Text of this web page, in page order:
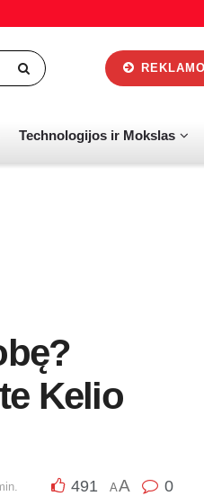
Technologijos ir Mokslas
Kelio
491 AA 0